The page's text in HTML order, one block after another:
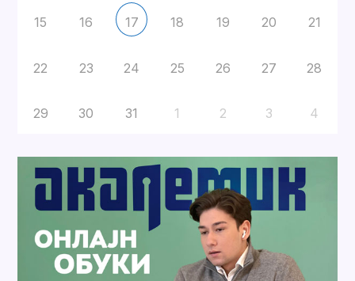
15 16 17 18 19 20 21
22 23 24 25 26 27 28
29 30 31 1 2 3 4